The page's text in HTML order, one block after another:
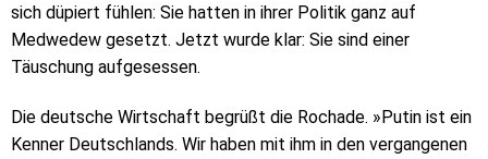
sich düpiert fühlen: Sie hatten in ihrer Politik ganz auf
Medwedew gesetzt. Jetzt wurde klar: Sie sind einer
Täuschung aufgesessen.
Die deutsche Wirtschaft begrüßt die Rochade. »Putin ist ein
Kenner Deutschlands. Wir haben mit ihm in den vergangenen